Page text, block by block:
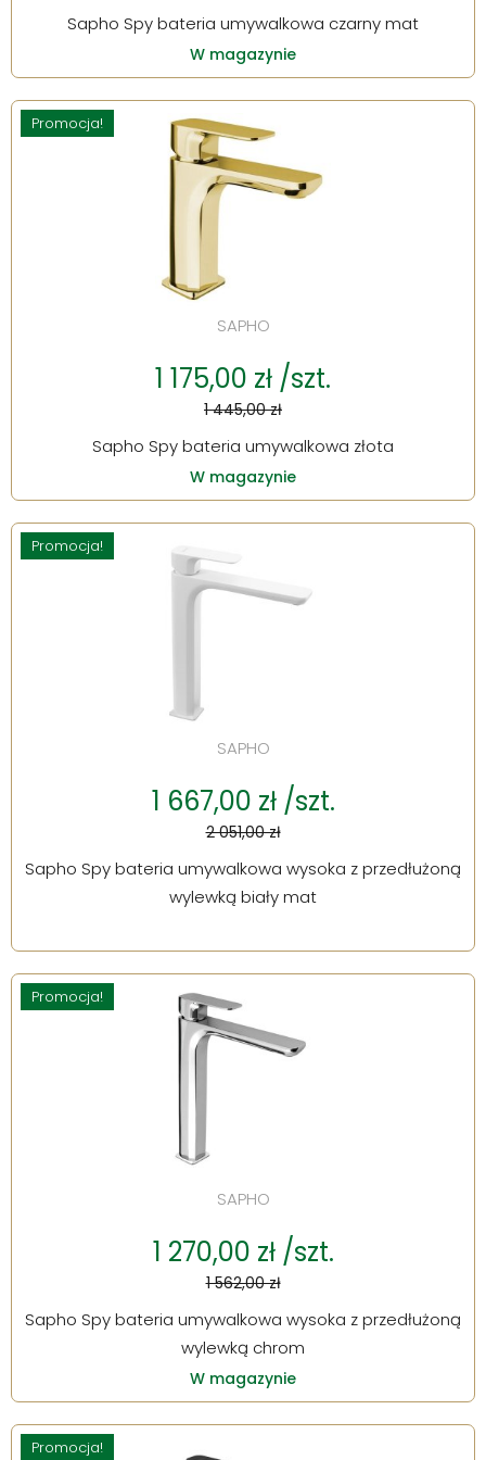
Sapho Spy bateria umywalkowa czarny mat
W magazynie
Promocja!
SAPHO
1 175,00 zł /szt.
1 445,00 zł
Sapho Spy bateria umywalkowa złota
W magazynie
Promocja!
SAPHO
1 667,00 zł /szt.
2 051,00 zł
Sapho Spy bateria umywalkowa wysoka z przedłużoną
wylewką biały mat
Promocja!
SAPHO
1 270,00 zł /szt.
1 562,00 zł
Sapho Spy bateria umywalkowa wysoka z przedłużoną
wylewką chrom
W magazynie
Promocja!